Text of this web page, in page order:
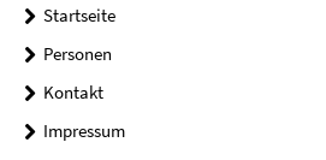
Startseite
Personen
Kontakt
Impressum